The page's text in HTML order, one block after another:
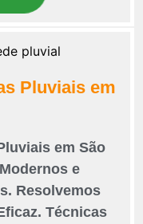
Pluviais em
em São
e
Resolvemos
Técnicas